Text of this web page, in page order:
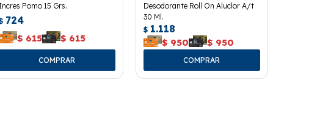
Pomo 15 Grs.
724
$ 615 $ 615
Desodorante Roll On Aluclor A/t
30 Ml.
$ 1.118
$ 950 $ 950